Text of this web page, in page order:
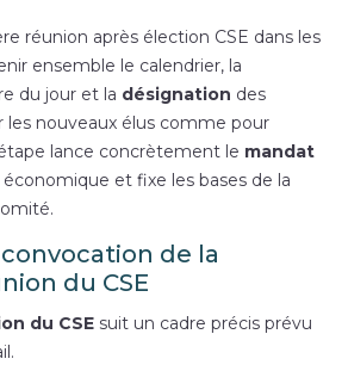
réunion après élection CSE dans les
ensemble le calendrier, la
du jour et la désignation des
les nouveaux élus comme pour
lance concrètement le mandat
et fixe les bases de la
de la
du CSE
du CSE suit un cadre précis prévu